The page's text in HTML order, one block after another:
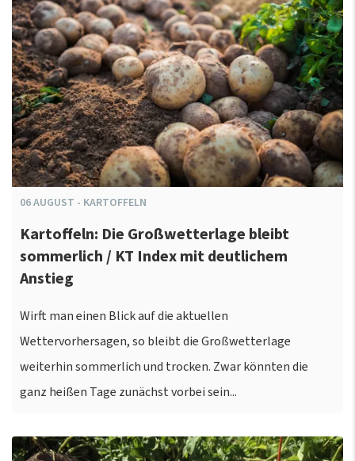
06AUGUST - KARTOFFELN
Kartoffeln: Die Großwetterlage bleibt
sommerlich / KT Index mit deutlichem
Anstieg
Wirft man einen Blick auf die aktuellen
Wettervorhersagen, so bleibt die Großwetterlage
weiterhin sommerlich und trocken. Zwar könnten die
ganz heißen Tage zunächst vorbei sein...